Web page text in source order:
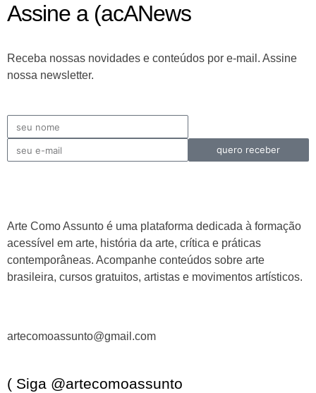
Assine a (acANews
Receba nossas novidades e conteúdos por e-mail. Assine
nossa newsletter.
quero receber
Arte Como Assunto é uma plataforma dedicada à formação
acessível em arte, história da arte, crítica e práticas
contemporâneas. Acompanhe conteúdos sobre arte
brasileira, cursos gratuitos, artistas e movimentos artísticos.
artecomoassunto@gmail.com
( Siga @artecomoassunto